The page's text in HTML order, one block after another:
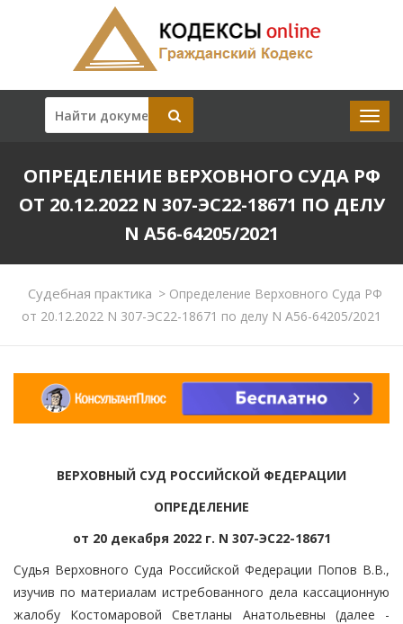
ОПРЕДЕЛЕНИЕ ВЕРХОВНОГО СУДА РФ
ОТ 20.12.2022 N 307-ЭС22-18671 ПО ДЕЛУ
N А56-64205/2021
Судебная практика >Определение Верховного Суда РФ
от 20.12.2022 N 307-ЭС22-18671 по делу N А56-64205/2021
ВЕРХОВНЫЙ СУД РОССИЙСКОЙ ФЕДЕРАЦИИ
ОПРЕДЕЛЕНИЕ
от 20 декабря 2022 г. N 307-ЭС22-18671
Судья Верховного Суда Российской Федерации Попов В.В.,
изучив по материалам истребованного дела кассационную
жалобу Костомаровой Светланы Анатольевны (далее -